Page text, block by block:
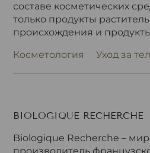
составе косметических
только продукты
происхождения и
Косметология
Уход за
BIOLOGIQUE RECHERCHE
Biologique Recherche –